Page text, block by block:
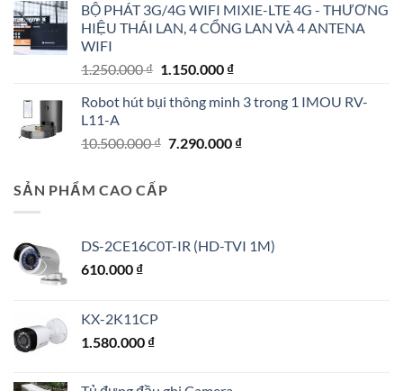
là:
8.900.000 ₫.
tại
là:
BỘ PHÁT 3G/4G WIFI MIXIE-LTE 4G - THƯƠNG
HIỆU THÁI LAN, 4 CỔNG LAN VÀ 4 ANTENA
WIFI
1.250.000₫ Giá
là:
1.150.000 ₫Giá
tại
1.150.000 ₫.
Robot hút bụi thông minh 3 trong 1 IMOU RV-
L11-A
10.500.000₫ Giá
7.290.000 ₫Giá
SẢN PHẨM CAO CẤP
DS-2CE16C0T-IR (HD-TVI 1M)
610.000 ₫
KX-2K11CP
1.580.000 ₫